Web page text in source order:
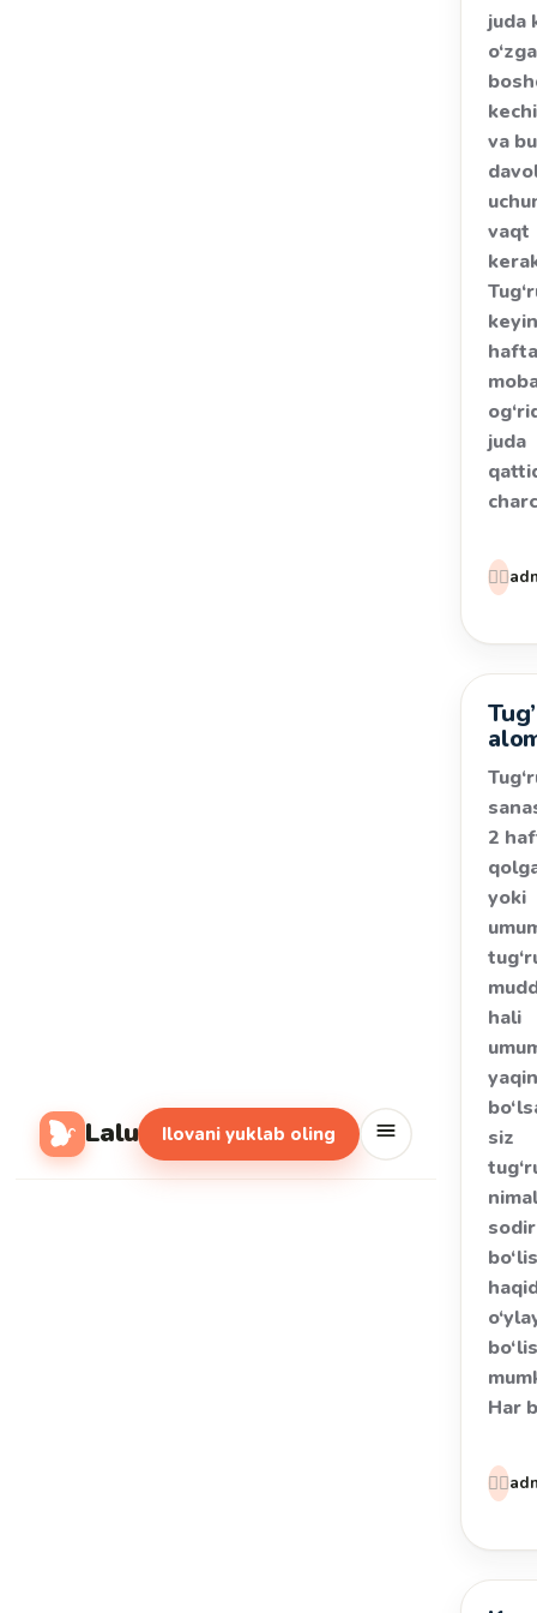
Lalu Ilovani yuklab oling
juda
va
vaqt
juda
👩‍⚕️
2
yoki
hali
siz
sodir
Har
👩‍⚕️